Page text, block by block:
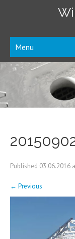
Menu
Published 03.06.2016
← Previous